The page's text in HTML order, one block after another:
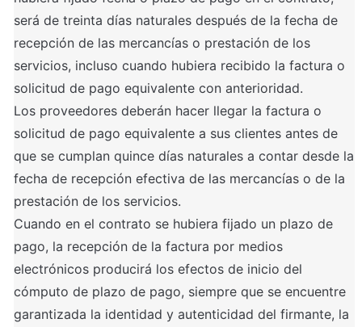
será de treinta días naturales después de la fecha de
recepción de las mercancías o prestación de los
servicios, incluso cuando hubiera recibido la factura o
solicitud de pago equivalente con anterioridad.
Los proveedores deberán hacer llegar la factura o
solicitud de pago equivalente a sus clientes antes de
que se cumplan quince días naturales a contar desde la
fecha de recepción efectiva de las mercancías o de la
prestación de los servicios.
Cuando en el contrato se hubiera fijado un plazo de
pago, la recepción de la factura por medios
electrónicos producirá los efectos de inicio del
cómputo de plazo de pago, siempre que se encuentre
garantizada la identidad y autenticidad del firmante, la